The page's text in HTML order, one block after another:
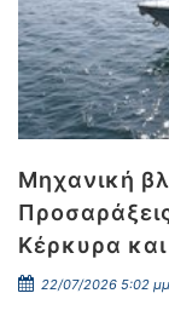
Μηχανική
Κέρκυρα
22/07/2026 5:02